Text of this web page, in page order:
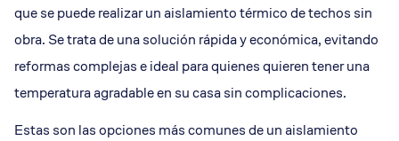
que se puede realizar un aislamiento térmico de techos sin
obra. Se trata de una solución rápida y económica, evitando
reformas complejas e ideal para quienes quieren tener una
temperatura agradable en su casa sin complicaciones.
Estas son las opciones más comunes de un aislamiento